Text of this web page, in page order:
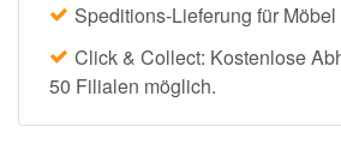
Speditions-Lieferung für
Click & Collect: Kostenlose
50 Filialen möglich.